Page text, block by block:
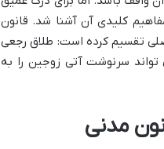
کلیدی آن آشنا شد. قانون
تقسیم کرده است: طلاق رجعی
سرنوشت آتی زوجین را به
مدنی